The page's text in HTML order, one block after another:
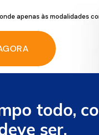
apenas às modalidades
todo,
ser.